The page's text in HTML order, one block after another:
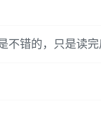
不错的，只是读